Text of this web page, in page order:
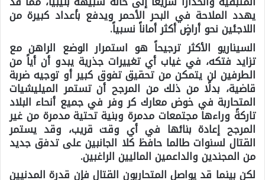
يهدد الملاحة في البحر الأحمر ويدفع بأعداد كبيرة من
اللاجئين نحو أراضٍ أكثر أماناً نسبياً.
السيناريو الأكثر ترجيحاًهو استمرار الوضع الراهن مع
تزايد فتكه، في غياب أي تغييرات جذرية يبدو أن أياً من
الطرفين لن يتمكن من تحقيق تفوق كبير أو توجيه ضربة
قاضية، بدلًا من ذلك من المرجح أن تستمر الميليشيات
المتحاربة في خوض معارك كر وفر في جميع أنحاء البلاد
تاركةً وراءها مجتمعات مدمرة وبنية تحتية مدمرة من غير
المرجح إعادة بنائها في أي وقت قريب، وقد يستمر
القتال لسنوات طالما حافظ كلا الجانبين على تدفق جديد
من المجندين والداعمين الماليين الراغبين.
لكن بينما قد يواصل المتحاربون القتال فإن قدرة المدنيين